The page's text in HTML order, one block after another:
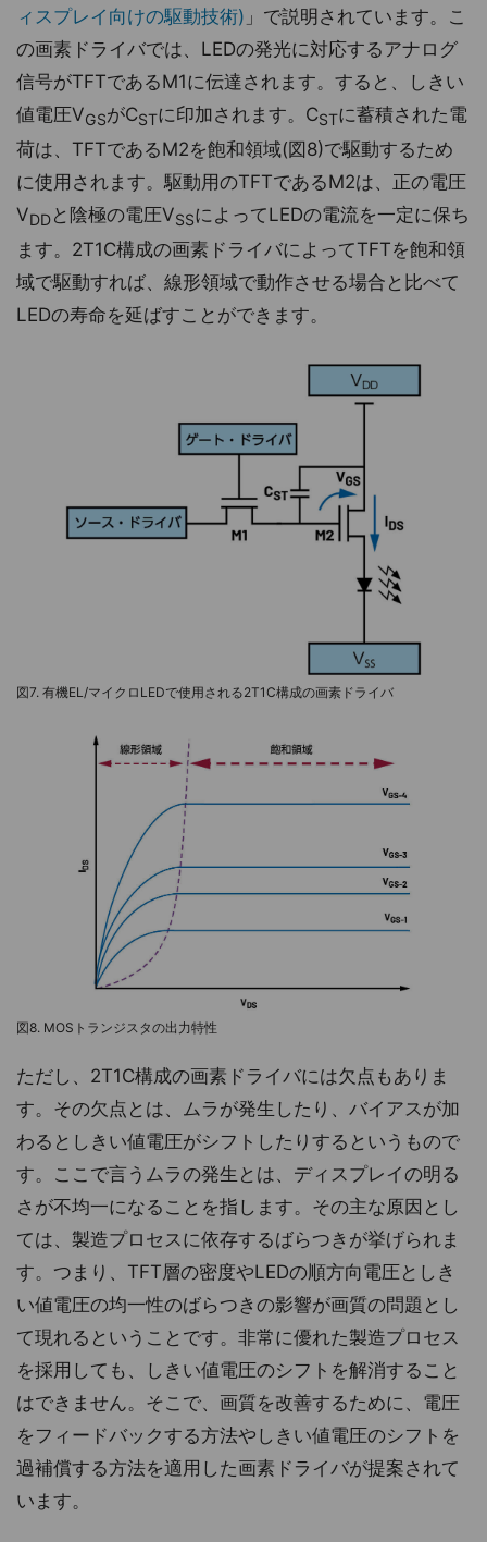
ィスプレイ向けの駆動技術) 」で説明されています。こ
の画素ドライバでは、LEDの発光に対応するアナログ
信号がTFTであるM1に伝達されます。すると、しきい
値電圧VGSがCSTに印加されます。CSTに蓄積された電
荷は、TFTであるM2を飽和領域(図8)で駆動するため
に使用されます。駆動用のTFTであるM2は、正の電圧
VDDと陰極の電圧VSSによってLEDの電流を一定に保ち
ます。2T1C構成の画素ドライバによってTFTを飽和領
域で駆動すれば、線形領域で動作させる場合と比べて
LEDの寿命を延ばすことができます。
図7. 有機EL/マイクロLEDで使用される2T1C構成の画素ドライバ
図8. MOSトランジスタの出力特性
ただし、2T1C構成の画素ドライバには欠点もありま
す。その欠点とは、ムラが発生したり、バイアスが加
わるとしきい値電圧がシフトしたりするというもので
す。ここで言うムラの発生とは、ディスプレイの明る
さが不均一になることを指します。その主な原因とし
ては、製造プロセスに依存するばらつきが挙げられま
す。つまり、TFT層の密度やLEDの順方向電圧としき
い値電圧の均一性のばらつきの影響が画質の問題とし
て現れるということです。非常に優れた製造プロセス
を採用しても、しきい値電圧のシフトを解消すること
はできません。そこで、画質を改善するために、電圧
をフィードバックする方法やしきい値電圧のシフトを
過補償する方法を適用した画素ドライバが提案されて
います。